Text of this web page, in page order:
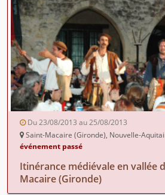
Du 23/08/2013 au 25/08/2013
Saint-Macaire (Gironde), Nouvelle-
événement passé
Itinérance médiévale en vallée
Macaire (Gironde)